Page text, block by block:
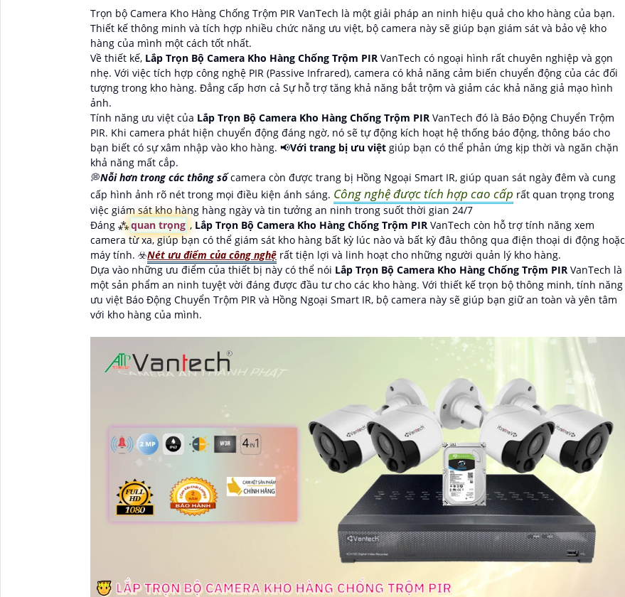
Trọn bộ Camera Kho Hàng Chống Trộm PIR VanTech là một giải pháp an ninh hiệu quả cho kho hàng của bạn.
Thiết kế thông minh và tích hợp nhiều chức năng ưu việt, bộ camera này sẽ giúp bạn giám sát và bảo vệ kho
hàng của mình một cách tốt nhất.
Về thiết kế, Lắp Trọn Bộ Camera Kho Hàng Chống Trộm PIR VanTech có ngoại hình rất chuyên nghiệp và gọn
nhẹ. Với việc tích hợp công nghệ PIR (Passive Infrared), camera có khả năng cảm biến chuyển động của các đối
tượng trong kho hàng. Đẳng cấp hơn cả Sự hỗ trợ tăng khả năng bắt trộm và giảm các khả năng giả mạo hình
ảnh.
Tính năng ưu việt của Lắp Trọn Bộ Camera Kho Hàng Chống Trộm PIR VanTech đó là Báo Động Chuyển Trộm
PIR. Khi camera phát hiện chuyển động đáng ngờ, nó sẽ tự động kích hoạt hệ thống báo động, thông báo cho
bạn biết có sự xâm nhập vào kho hàng. 📢Với trang bị ưu việt giúp bạn có thể phản ứng kịp thời và ngăn chặn
khả năng mất cắp.
💭Nỗi hơn trong các thông sốcamera còn được trang bị Hồng Ngoại Smart IR, giúp quan sát ngày đêm và cung
cấp hình ảnh rõ nét trong mọi điều kiện ánh sáng. Công nghệ được tích hợp cao cấp rất quan trọng trong
việc giám sát kho hàng hàng ngày và tin tưởng an ninh trong suốt thời gian 24/7
Đáng ⁂quan trọng , Lắp Trọn Bộ Camera Kho Hàng Chống Trộm PIR VanTech còn hỗ trợ tính năng xem
camera từ xa, giúp bạn có thể giám sát kho hàng bất kỳ lúc nào và bất kỳ đâu thông qua điện thoại di động hoặc
máy tính. ☣️Nét ưu điểm của công nghệ rất tiện lợi và linh hoạt cho những người quản lý kho hàng.
Dựa vào những ưu điểm của thiết bị này có thể nói Lắp Trọn Bộ Camera Kho Hàng Chống Trộm PIR VanTech là
một sản phẩm an ninh tuyệt vời đáng được đầu tư cho các kho hàng. Với thiết kế trọn bộ thông minh, tính năng
ưu việt Báo Động Chuyển Trộm PIR và Hồng Ngoại Smart IR, bộ camera này sẽ giúp bạn giữ an toàn và yên tâm
với kho hàng của mình.